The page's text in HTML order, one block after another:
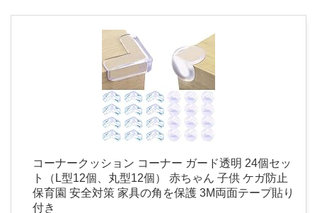
コーナークッション コーナー ガード透明 24個セッ
ト（L型12個、丸型12個） 赤ちゃん 子供 ケガ防止
保育園 安全対策 家具の角を保護 3M両面テープ貼り
付き